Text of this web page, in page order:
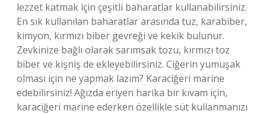
lezzet katmak için çeşitli baharatlar kullanabilirsiniz.
En sık kullanılan baharatlar arasında tuz, karabiber,
kimyon, kırmızı biber gevreği ve kekik bulunur.
Zevkinize bağlı olarak sarımsak tozu, kırmızı toz
biber ve kişniş de ekleyebilirsiniz. Ciğerin yumuşak
olması için ne yapmak lazım? Karaciğeri marine
edebilirsiniz! Ağızda eriyen harika bir kıvam için,
karaciğeri marine ederken özellikle süt kullanmanızı